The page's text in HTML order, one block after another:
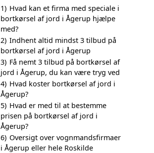
1) Hvad kan et firma med speciale i
bortkørsel af jord i Ågerup hjælpe
med?
2) Indhent altid mindst 3 tilbud på
bortkørsel af jord i Ågerup
3) Få nemt 3 tilbud på bortkørsel af
jord i Ågerup, du kan være tryg ved
4) Hvad koster bortkørsel af jord i
Ågerup?
5) Hvad er med til at bestemme
prisen på bortkørsel af jord i
Ågerup?
6) Oversigt over vognmandsfirmaer
i Ågerup eller hele Roskilde